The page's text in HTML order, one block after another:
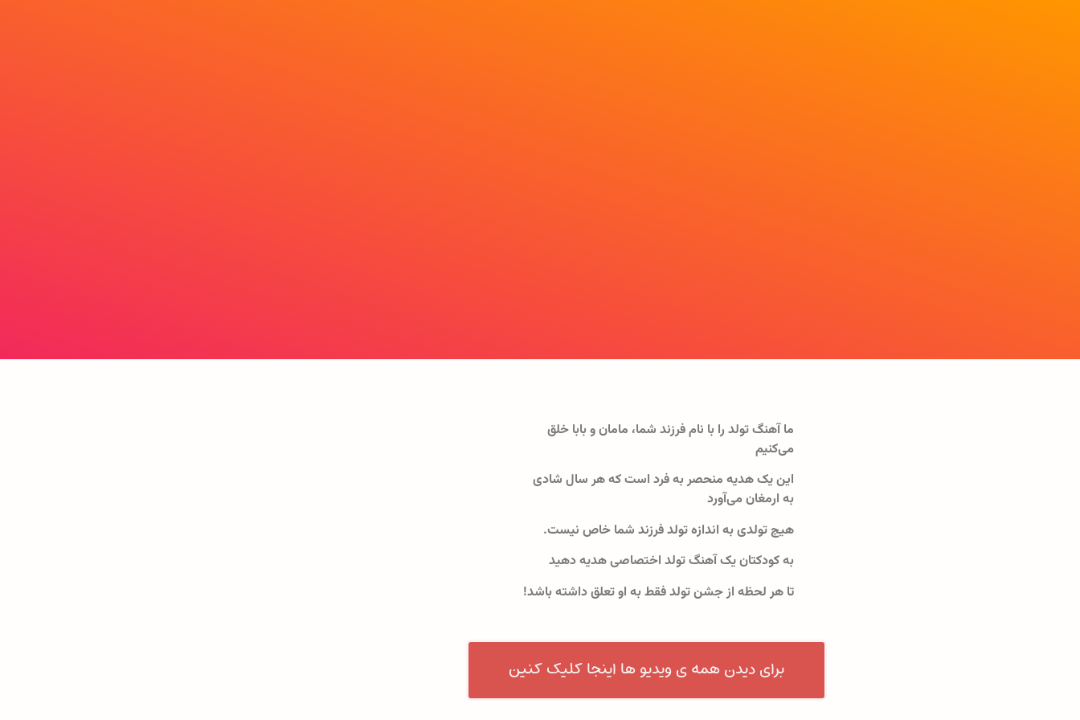
ما آهنگ تولد را با نام فرزند شما، مامان و بابا خلق
می‌کنیم
این یک هدیه منحصر به فرد است که هر سال شادی
به ارمغان می‌آورد
هیچ تولدی به اندازه تولد فرزند شما خاص نیست.
به کودکتان یک آهنگ تولد اختصاصی هدیه دهید
تا هر لحظه از جشن تولد فقط به او تعلق داشته باشد!
برای دیدن همه ی ویدیو ها اینجا کلیک کنین